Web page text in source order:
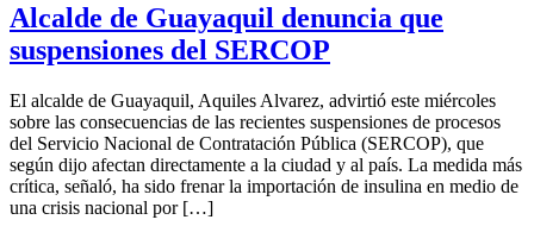
Alcalde de Guayaquil denuncia que
suspensiones del SERCOP
El alcalde de Guayaquil, Aquiles Alvarez, advirtió este miércoles
sobre las consecuencias de las recientes suspensiones de procesos
del Servicio Nacional de Contratación Pública (SERCOP), que
según dijo afectan directamente a la ciudad y al país. La medida más
crítica, señaló, ha sido frenar la importación de insulina en medio de
una crisis nacional por […]